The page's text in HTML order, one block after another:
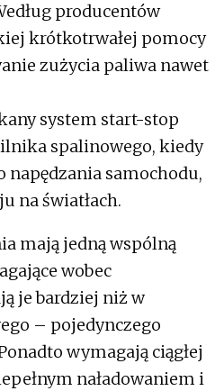
producentów
krótkotrwałej pomocy
zużycia paliwa nawet
system start-stop
spalinowego, kiedy
napędzania samochodu,
na światłach.
mają jedną wspólną
wobec
je bardziej niż w
– pojedynczego
wymagają ciągłej
naładowaniem i